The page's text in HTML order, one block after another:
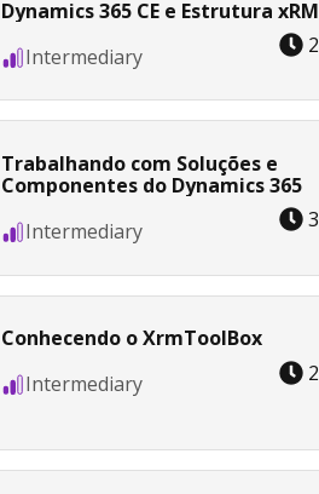
Dynamics 365 CE e Estrutura xRM
Intermediary
2
Trabalhando com Soluções e
Componentes do Dynamics 365
Intermediary
3
Conhecendo o XrmToolBox
Intermediary
2